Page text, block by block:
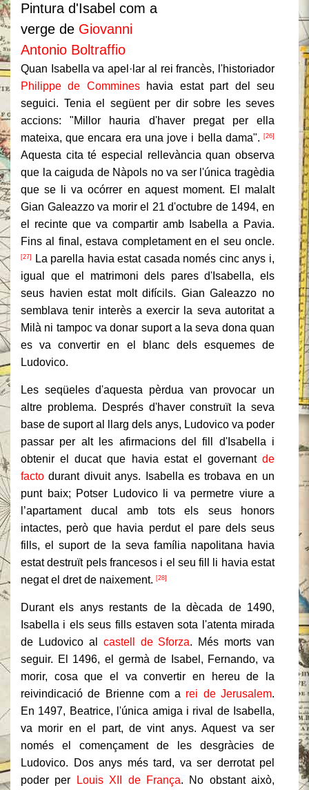
Pintura d'Isabel com a
verge de Giovanni
Antonio Boltraffio
Quan Isabella va apel·lar al rei francès, l'historiador
Philippe de Commineshavia estat part del seu
seguici. Tenia el següent per dir sobre les seves
accions: "Millor hauria d'haver pregat per ella
mateixa, que encara era una jove i bella dama".
[26]
Aquesta cita té especial rellevància quan observa
que la caiguda de Nàpols no va ser l'única tragèdia
que se li va ocórrer en aquest moment. El malalt
Gian Galeazzo va morir el 21 d'octubre de 1494, en
el recinte que va compartir amb Isabella a Pavia.
Fins al final, estava completament en el seu oncle.
[27]
La parella havia estat casada només cinc anys i,
igual que el matrimoni dels pares d'Isabella, els
seus havien estat molt difícils. Gian Galeazzo no
semblava tenir interès a exercir la seva autoritat a
Milà ni tampoc va donar suport a la seva dona quan
es va convertir en el blanc dels esquemes de
Ludovico.
Les seqüeles d'aquesta pèrdua van provocar un
altre problema.
Després d'haver construït la seva
base de suport al llarg dels anys, Ludovico va poder
passar per alt les afirmacions del fill d'Isabella i
obtenir el ducat que havia estat el governant de
facto durant divuit anys.
Isabella es trobava en un
punt baix; Potser Ludovico li va permetre viure a
l’apartament ducal amb tots els seus honors
intactes, però que havia perdut el pare dels seus
fills, el suport de la seva família napolitana havia
estat destruït pels francesos i el seu fill li havia estat
negat el dret de naixement. [28]
Durant els anys restants de la dècada de 1490,
Isabella i els seus fills estaven sota l'atenta mirada
de Ludovico al castell de Sforza.
Més morts van
seguir. El 1496, el germà de Isabel, Fernando, va
morir, cosa que el va convertir en hereu de la
reivindicació de Brienne com a rei de Jerusalem.
En 1497, Beatrice, l'única amiga i rival de Isabella,
va morir en el part, de vint anys. Aquest va ser
només el començament de les desgràcies de
Ludovico.
Dos anys més tard, va ser derrotat pel
poder per
Louis XII de França. No obstant això,